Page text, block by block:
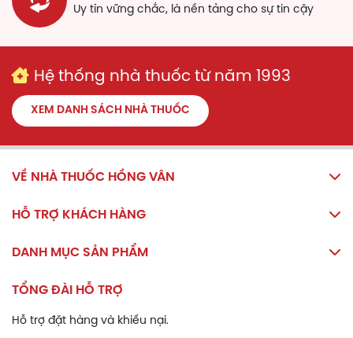
Uy tín vững chắc, là nền tảng cho sự tin cậy
Hệ thống nhà thuốc từ năm 1993
XEM DANH SÁCH NHÀ THUỐC
VỀ NHÀ THUỐC HỒNG VÂN
HỖ TRỢ KHÁCH HÀNG
DANH MỤC SẢN PHẨM
TỔNG ĐÀI HỖ TRỢ
Hỗ trợ đặt hàng và khiếu nại.